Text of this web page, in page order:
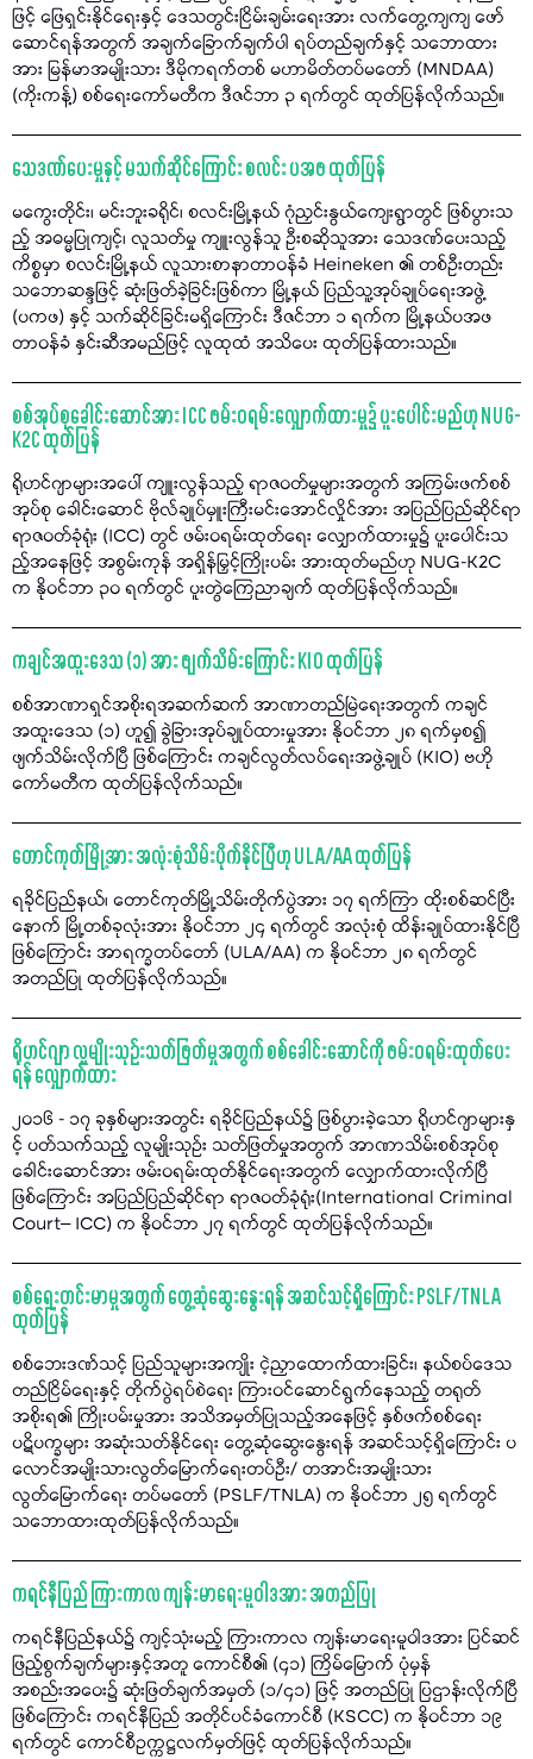
ဖြင့် ဖြေရှင်းနိုင်ရေးနှင့် ဒေသတွင်းငြိမ်းချမ်းရေးအား လက်တွေ့ကျကျ ဖော်
ဆောင်ရန်အတွက် အချက်ခြောက်ချက်ပါ ရပ်တည်ချက်နှင့် သဘောထား
အား မြန်မာအမျိုးသား ဒီမိုကရက်တစ် မဟာမိတ်တပ်မတော် (MNDAA)
(ကိုးကန့်) စစ်ရေးကော်မတီက ဒီဇင်ဘာ ၃ ရက်တွင် ထုတ်ပြန်လိုက်သည်။
သေဒဏ်ပေးမှုနှင့် မသက်ဆိုင်ကြောင်း စလင်း ပအဖ ထုတ်ပြန်
မကွေးတိုင်း၊ မင်းဘူးခရိုင်၊ စလင်းမြို့နယ် ဂုံညှင်းနွယ်ကျေးရွာတွင် ဖြစ်ပွားသ
ည့် အဓမ္မပြုကျင့်၊ လူသတ်မှု ကျူးလွန်သူ ဦးစဆိုသူအား သေဒဏ်ပေးသည့်
ကိစ္စမှာ စလင်းမြို့နယ် လူသားစာနာတာဝန်ခံ Heineken ၏ တစ်ဦးတည်း
သဘောဆန္ဒဖြင့် ဆုံးဖြတ်ခဲ့ခြင်းဖြစ်ကာ မြို့နယ် ပြည်သူ့အုပ်ချုပ်ရေးအဖွဲ့
(ပကဖ) နှင့် သက်ဆိုင်ခြင်းမရှိကြောင်း ဒီဇင်ဘာ ၁ ရက်က မြို့နယ်ပအဖ
တာဝန်ခံ နှင်းဆီအမည်ဖြင့် လူထုထံ အသိပေး ထုတ်ပြန်ထားသည်။
စစ်အုပ်စုခေါင်းဆောင်အား ICC ဖမ်းဝရမ်းလျှောက်ထားမှု၌ ပူးပေါင်းမည်ဟု NUG-
K2C ထုတ်ပြန်
ရိုဟင်ဂျာများအပေါ် ကျူးလွန်သည့် ရာဇဝတ်မှုများအတွက် အကြမ်းဖက်စစ်
အုပ်စု ခေါင်းဆောင် ဗိုလ်ချုပ်မှူးကြီးမင်းအောင်လှိုင်အား အပြည်ပြည်ဆိုင်ရာ
ရာဇဝတ်ခုံရုံး (ICC) တွင် ဖမ်းဝရမ်းထုတ်ရေး လျှောက်ထားမှု၌ ပူးပေါင်းသ
ည့်အနေဖြင့် အစွမ်းကုန် အရှိန်မြှင့်ကြိုးပမ်း အားထုတ်မည်ဟု NUG-K2C
က နိုဝင်ဘာ ၃၀ ရက်တွင် ပူးတွဲကြေညာချက် ထုတ်ပြန်လိုက်သည်။
ကချင်အထူးဒေသ (၁) အား ဖျက်သိမ်းကြောင်း KIO ထုတ်ပြန်
စစ်အာဏာရှင်အစိုးရအဆက်ဆက် အာဏာတည်မြဲရေးအတွက် ကချင်
အထူးဒေသ (၁) ဟူ၍ ခွဲခြားအုပ်ချုပ်ထားမှုအား နိုဝင်ဘာ ၂၈ ရက်မှစ၍
ဖျက်သိမ်းလိုက်ပြီ ဖြစ်ကြောင်း ကချင်လွတ်လပ်ရေးအဖွဲ့ချုပ် (KIO) ဗဟို
ကော်မတီက ထုတ်ပြန်လိုက်သည်။
တောင်ကုတ်မြို့အား အလုံးစုံသိမ်းပိုက်နိုင်ပြီဟု ULA/AA ထုတ်ပြန်
ရခိုင်ပြည်နယ်၊ တောင်ကုတ်မြို့သိမ်းတိုက်ပွဲအား ၁၇ ရက်ကြာ ထိုးစစ်ဆင်ပြီး
နောက် မြို့တစ်ခုလုံးအား နိုဝင်ဘာ ၂၄ ရက်တွင် အလုံးစုံ ထိန်းချုပ်ထားနိုင်ပြီ
ဖြစ်ကြောင်း အာရက္ခတပ်တော် (ULA/AA) က နိုဝင်ဘာ ၂၈ ရက်တွင်
အတည်ပြု ထုတ်ပြန်လိုက်သည်။
ရိုဟင်ဂျာ လူမျိုးသုဉ်းသတ်ဖြတ်မှုအတွက် စစ်ခေါင်းဆောင်ကို ဖမ်းဝရမ်းထုတ်ပေး
ရန် လျှောက်ထား
၂၀၁၆ - ၁၇ ခုနှစ်များအတွင်း ရခိုင်ပြည်နယ်၌ ဖြစ်ပွားခဲ့သော ရိုဟင်ဂျာများနှ
င့် ပတ်သက်သည့် လူမျိုးသုဉ်း သတ်ဖြတ်မှုအတွက် အာဏာသိမ်းစစ်အုပ်စု
ခေါင်းဆောင်အား ဖမ်းဝရမ်းထုတ်နိုင်ရေးအတွက် လျှောက်ထားလိုက်ပြီ
ဖြစ်ကြောင်း အပြည်ပြည်ဆိုင်ရာ ရာဇဝတ်ခုံရုံး(International Criminal
Court– ICC) က နိုဝင်ဘာ ၂၇ ရက်တွင် ထုတ်ပြန်လိုက်သည်။
စစ်ရေးတင်းမာမှုအတွက် တွေ့ဆုံဆွေးနွေးရန် အဆင်သင့်ရှိကြောင်း PSLF/TNLA
ထုတ်ပြန်
စစ်ဘေးဒဏ်သင့် ပြည်သူများအကျိုး ငဲ့ညှာထောက်ထားခြင်း၊ နယ်စပ်ဒေသ
တည်ငြိမ်ရေးနှင့် တိုက်ပွဲရပ်စဲရေး ကြားဝင်ဆောင်ရွက်နေသည့် တရုတ်
အစိုးရ၏ ကြိုးပမ်းမှုအား အသိအမှတ်ပြုသည့်အနေဖြင့် နှစ်ဖက်စစ်ရေး
ပဋိပက္ခများ အဆုံးသတ်နိုင်ရေး တွေ့ဆုံဆွေးနွေးရန် အဆင်သင့်ရှိကြောင်း ပ
လောင်အမျိုးသားလွတ်မြောက်ရေးတပ်ဦး/ တအာင်းအမျိုးသား
လွတ်မြောက်ရေး တပ်မတော် (PSLF/TNLA) က နိုဝင်ဘာ ၂၅ ရက်တွင်
သဘောထားထုတ်ပြန်လိုက်သည်။
ကရင်နီပြည် ကြားကာလ ကျန်းမာရေးမူဝါဒအား အတည်ပြု
ကရင်နီပြည်နယ်၌ ကျင့်သုံးမည့် ကြားကာလ ကျန်းမာရေးမူဝါဒအား ပြင်ဆင်
ဖြည့်စွက်ချက်များနှင့်အတူ ကောင်စီ၏ (၄၁) ကြိမ်မြောက် ပုံမှန်
အစည်းအဝေး၌ ဆုံးဖြတ်ချက်အမှတ် (၁/၄၁) ဖြင့် အတည်ပြု ပြဌာန်းလိုက်ပြီ
ဖြစ်ကြောင်း ကရင်နီပြည် အတိုင်ပင်ခံကောင်စီ (KSCC) က နိုဝင်ဘာ ၁၉
ရက်တွင် ကောင်စီဥက္ကဋ္ဌလက်မှတ်ဖြင့် ထုတ်ပြန်လိုက်သည်။